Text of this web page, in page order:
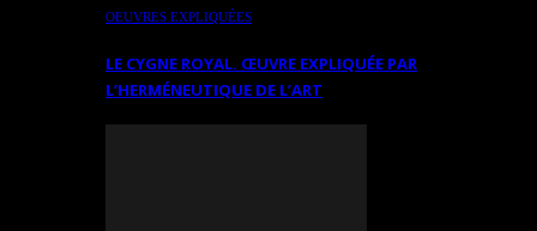
OEUVRES EXPLIQUÉES
LE CYGNE ROYAL. ŒUVRE EXPLIQUÉE PAR
L’HERMÉNEUTIQUE DE L’ART